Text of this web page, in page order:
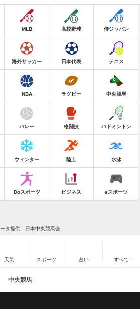
MLB 高校野球 侍ジャパン
海外サッカー 日本代表 テニス
NBA ラグビー 中央競馬
バレー 格闘技 バドミントン
ウィンター 陸上 水泳
Doスポーツ ビジネス eスポーツ
タ提供：日本中央競馬会
天気 スポーツ 占い すべて
中央競馬